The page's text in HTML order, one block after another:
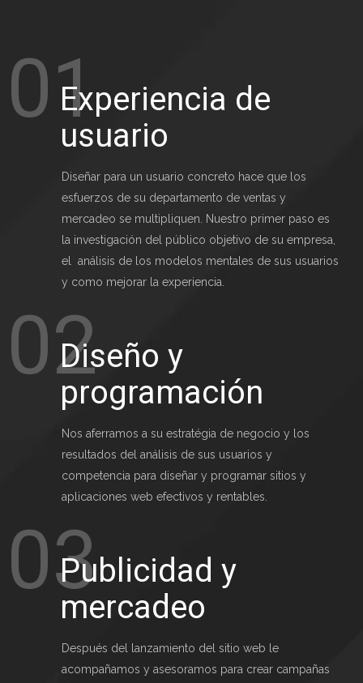
01Experiencia de
usuario
Diseñar para un usuario concreto hace que los
esfuerzos de su departamento de ventas y
mercadeo se multipliquen. Nuestro primer paso es
la investigación del público objetivo de su empresa,
el  análisis de los modelos mentales de sus usuarios
y como mejorar la experiencia.
02Diseño y
programación
Nos aferramos a su estratégia de negocio y los
resultados del análisis de sus usuarios y
competencia para diseñar y programar sitios y
aplicaciones web efectivos y rentables.
03Publicidad y
mercadeo
Después del lanzamiento del sitio web le
acompañamos y asesoramos para crear campañas